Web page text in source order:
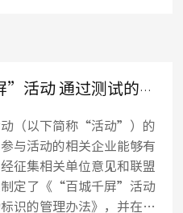
关于发布《“百城千屏”活动 通过测试的产品清单及活动标识的管理办法》的通知
（以下简称“活动”）的
与活动的相关企业能够有
征集相关单位意见和联盟
制定了《“百城千屏”活动
识的管理办法》，并在联